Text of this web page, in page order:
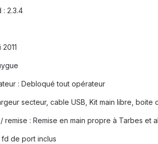
: 2.3.4
: Debloqué tout opérateur
secteur, cable USB, Kit main libre, boite
remise : Remise en main propre à Tarbes et
fd de port inclus